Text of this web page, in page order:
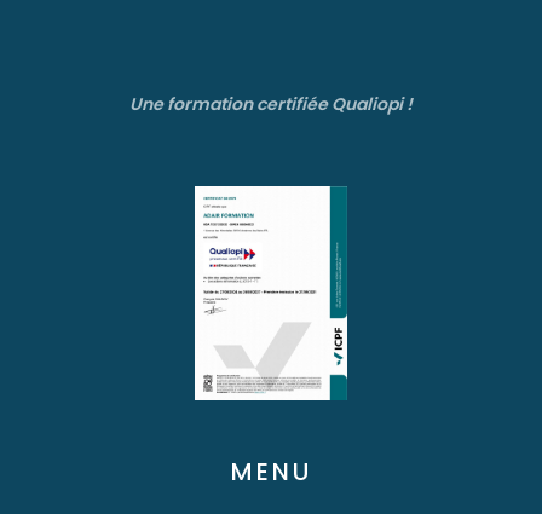
Une formation certifiée Qualiopi !
MENU